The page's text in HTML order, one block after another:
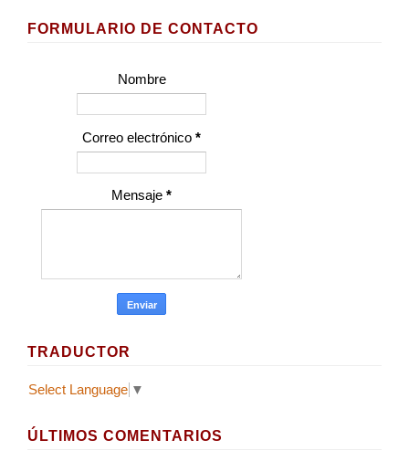
FORMULARIO DE CONTACTO
Nombre
Correo electrónico *
Mensaje *
TRADUCTOR
Select Language ▼
ÚLTIMOS COMENTARIOS